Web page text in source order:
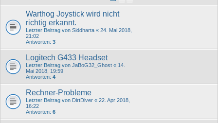
Warthog Joystick wird nicht
richtig erkannt.
Letzter Beitrag von Siddharta « 24. Mai 2018,
21:02
Antworten: 3
Logitech G433 Headset
Letzter Beitrag von JaBoG32_Ghost « 14.
Mai 2018, 19:59
Antworten: 4
Rechner-Probleme
Letzter Beitrag von DirtDiver « 22. Apr 2018,
16:22
Antworten: 6